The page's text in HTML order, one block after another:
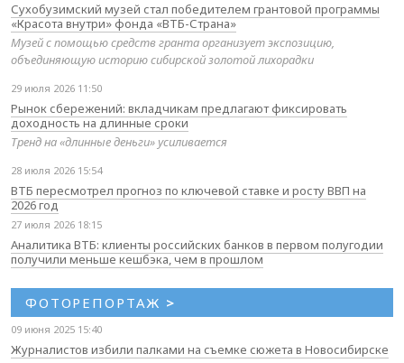
Сухобузимский музей стал победителем грантовой программы
«Красота внутри» фонда «ВТБ-Страна»
Музей с помощью средств гранта организует экспозицию,
объединяющую историю сибирской золотой лихорадки
29 июля 2026 11:50
Рынок сбережений: вкладчикам предлагают фиксировать
доходность на длинные сроки
Тренд на «длинные деньги» усиливается
28 июля 2026 15:54
ВТБ пересмотрел прогноз по ключевой ставке и росту ВВП на
2026 год
27 июля 2026 18:15
Аналитика ВТБ: клиенты российских банков в первом полугодии
получили меньше кешбэка, чем в прошлом
ФОТОРЕПОРТАЖ >
09 июня 2025 15:40
Журналистов избили палками на съемке сюжета в Новосибирске